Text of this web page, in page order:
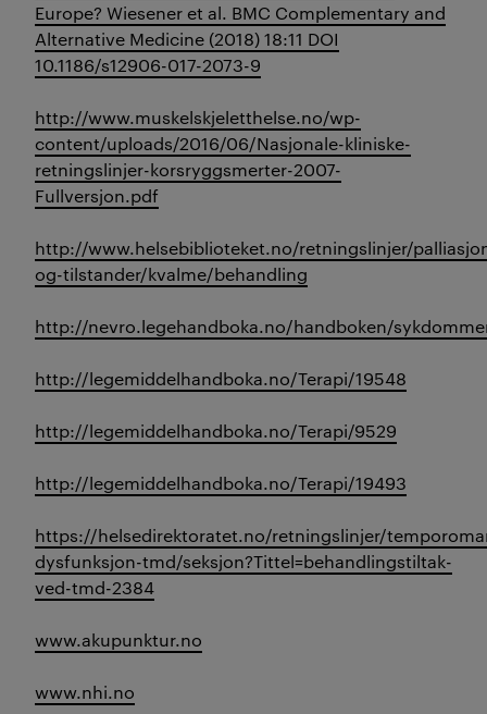
Europe? Wiesener et al. BMC Complementary and
Alternative Medicine (2018) 18:11 DOI
10.1186/s12906-017-2073-9
http://www.muskelskjeletthelse.no/wp-
content/uploads/2016/06/Nasjonale-kliniske-
retningslinjer-korsryggsmerter-2007-
Fullversjon.pdf
http://www.helsebiblioteket.no/retningslinjer/
og-tilstander/kvalme/behandling
http://nevro.legehandboka.no/handboken/
http://legemiddelhandboka.no/Terapi/19548
http://legemiddelhandboka.no/Terapi/9529
http://legemiddelhandboka.no/Terapi/19493
https://helsedirektoratet.no/retningslinjer/
dysfunksjon-tmd/seksjon?Tittel=behandlingstiltak-
ved-tmd-2384
www.akupunktur.no
www.nhi.no